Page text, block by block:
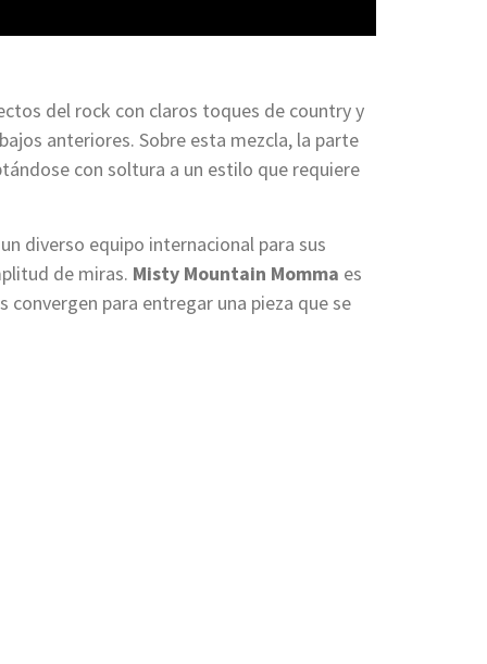
del rock con claros toques de country y
anteriores. Sobre esta mezcla, la parte
con soltura a un estilo que requiere
diverso equipo internacional para sus
de miras. Misty Mountain Momma es
para entregar una pieza que se